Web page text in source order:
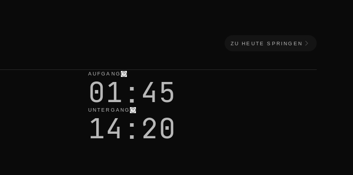
ZU HEUTE SPRINGEN
AUFGANG
01:45
UNTERGANG
14:20